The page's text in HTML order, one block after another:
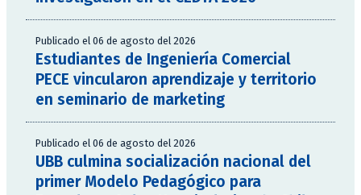
Publicado el 06 de agosto del 2026
Estudiantes de Ingeniería Comercial
PECE vincularon aprendizaje y territorio
en seminario de marketing
Publicado el 06 de agosto del 2026
UBB culmina socialización nacional del
primer Modelo Pedagógico para